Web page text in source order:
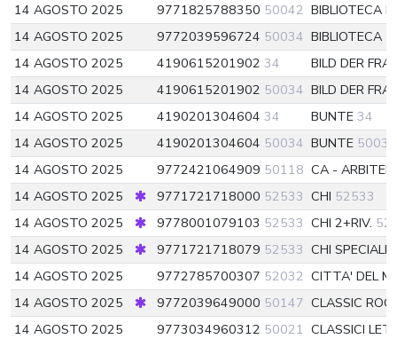
14 AGOSTO 2025
9771825788350 50042 BIBLIOTECA
14 AGOSTO 2025
9772039596724 50034 BIBLIOTECA
14 AGOSTO 2025
4190615201902 34
BILD DER
14 AGOSTO 2025
4190615201902 50034 BILD DER
14 AGOSTO 2025
4190201304604 34 BUNTE 34
14 AGOSTO 2025
4190201304604 50034 BUNTE 50034
14 AGOSTO 2025
9772421064909 50118 CA - ARBITER
14 AGOSTO 2025
9771721718000 52533 CHI 52533
14 AGOSTO 2025
9778001079103 52533 CHI 2+RIV.
14 AGOSTO 2025
9771721718079 52533 CHI SPECIALE
14 AGOSTO 2025
9772785700307 52032 CITTA' DEL
14 AGOSTO 2025
9772039649000 50147 CLASSIC
14 AGOSTO 2025
9773034960312 50021 CLASSICI